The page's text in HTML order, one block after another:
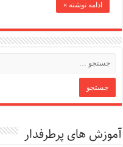
ادامه نوشته »
آموزش های پرطرفدار